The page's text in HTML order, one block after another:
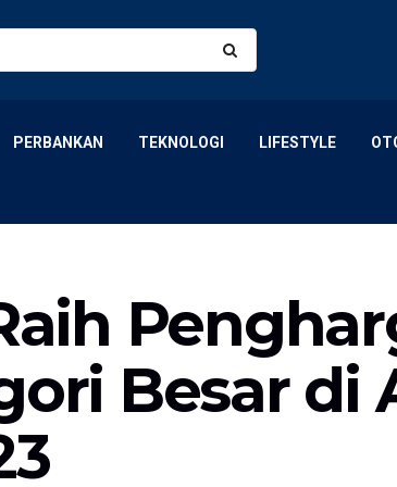
PERBANKAN TEKNOLOGI LIFESTYLE
Besar di